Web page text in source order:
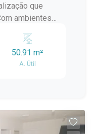
que
ambientes
ao lazer e à
opção para
bairro Fragata.
a
comércios e
50.91 m²
A. Útil